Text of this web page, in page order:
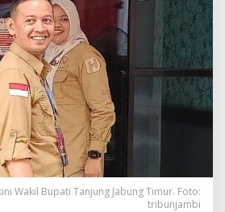
l
i
m
i
n
j
a
D
u
l
u
Wakil Bupati Tanjung Jabung Timur. Foto:
tribunjambi